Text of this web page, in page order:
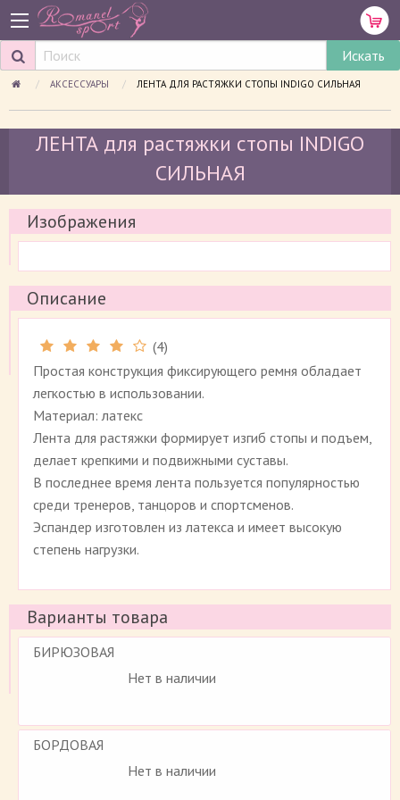
АКСЕССУАРЫ ПРОСМАТРИВАЕМАЯ СТРАНИЦА:
ЛЕНТА ДЛЯ РАСТЯЖКИ СТОПЫ INDIGO СИЛЬНАЯ
ЛЕНТА для растяжки стопы INDIGO
СИЛЬНАЯ
Изображения
Описание
(4)
Простая конструкция фиксирующего ремня обладает
легкостью в использовании.
Материал: латекс
Лента для растяжки формирует изгиб стопы и подъем,
делает крепкими и подвижными суставы.
В последнее время лента пользуется популярностью
среди тренеров, танцоров и спортсменов.
Эспандер изготовлен из латекса и имеет высокую
степень нагрузки.
Варианты товара
БИРЮЗОВАЯ
Нет в наличии
БОРДОВАЯ
Нет в наличии